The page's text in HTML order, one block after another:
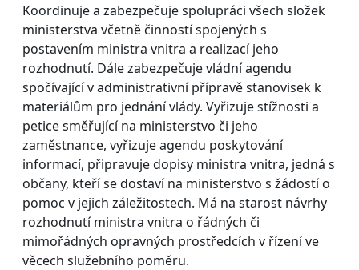
Koordinuje a zabezpečuje spolupráci všech složek
ministerstva včetně činností spojených s
postavením ministra vnitra a realizací jeho
rozhodnutí. Dále zabezpečuje vládní agendu
spočívající v administrativní přípravě stanovisek k
materiálům pro jednání vlády. Vyřizuje stížnosti a
petice směřující na ministerstvo či jeho
zaměstnance, vyřizuje agendu poskytování
informací, připravuje dopisy ministra vnitra, jedná s
občany, kteří se dostaví na ministerstvo s žádostí o
pomoc v jejich záležitostech. Má na starost návrhy
rozhodnutí ministra vnitra o řádných či
mimořádných opravných prostředcích v řízení ve
věcech služebního poměru.